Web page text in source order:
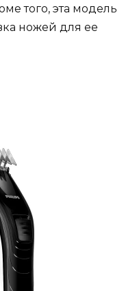
того, эта модель
ножей для ее